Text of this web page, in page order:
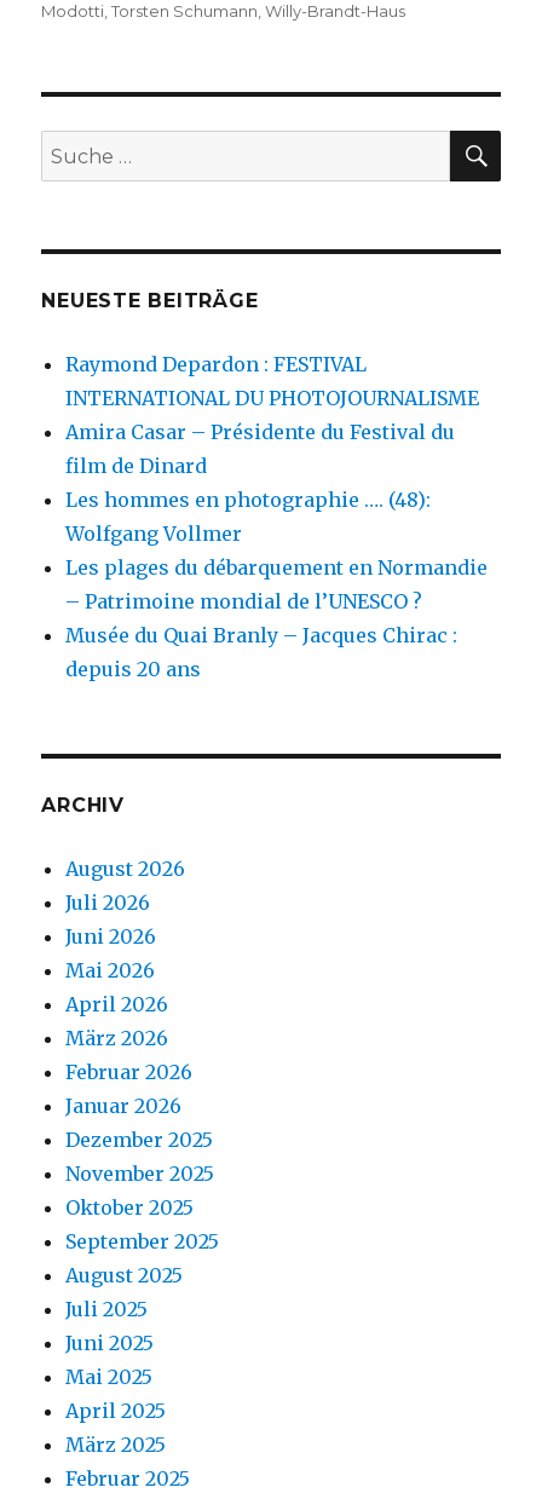
Modotti ,Torsten Schumann ,Willy-Brandt-Haus
Suche
nach:
NEUESTE BEITRÄGE
Raymond Depardon : FESTIVAL
INTERNATIONAL DU PHOTOJOURNALISME
Amira Casar – Présidente du Festival du
film de Dinard
Les hommes en photographie …. (48):
Wolfgang Vollmer
Les plages du débarquement en Normandie
– Patrimoine mondial de l’UNESCO ?
Musée du Quai Branly – Jacques Chirac :
depuis 20 ans
ARCHIV
August 2026
Juli 2026
Juni 2026
Mai 2026
April 2026
März 2026
Februar 2026
Januar 2026
Dezember 2025
November 2025
Oktober 2025
September 2025
August 2025
Juli 2025
Juni 2025
Mai 2025
April 2025
März 2025
Februar 2025